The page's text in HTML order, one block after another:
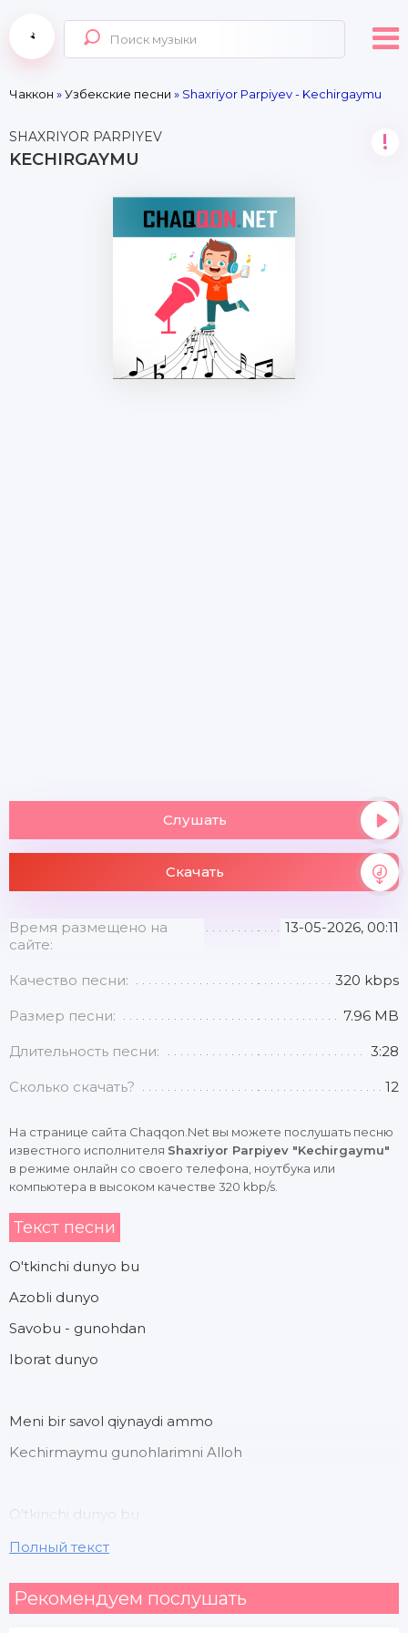
Чаккон »Узбекские песни » Shaxriyor Parpiyev - Kechirgaymu
SHAXRIYOR PARPIYEV
KECHIRGAYMU
!
Слушать
Скачать
Время размещено на
сайте:
13-05-2026, 00:11
Качество песни: 320 kbps
Размер песни: 7.96 MB
Длительность песни: 3:28
Сколько скачать? 12
На странице сайта Chaqqon.Net вы можете послушать песню
известного исполнителя Shaxriyor Parpiyev "Kechirgaymu"
в режиме онлайн со своего телефона, ноутбука или
компьютера в высоком качестве 320 kbp/s.
Текст песни
O'tkinchi dunyo bu
Azobli dunyo
Savobu - gunohdan
Iborat dunyo
Meni bir savol qiynaydi ammo
Kechirmaymu gunohlarimni Alloh
O'tkinchi dunyo bu
Azobli dunyo
Iborat dunyo
Полный текст
Рекомендуем послушать